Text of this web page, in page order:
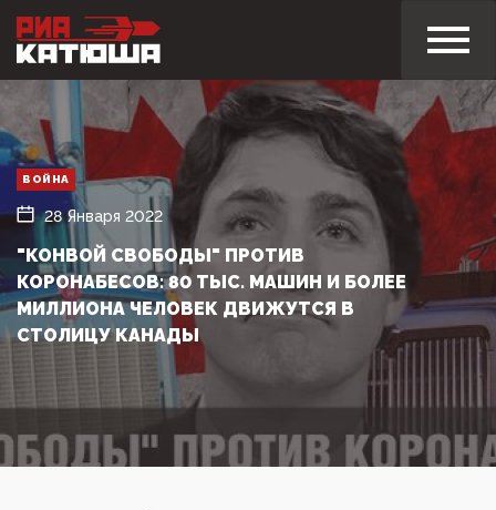
ВОЙНА
28 Января 2022
"КОНВОЙ СВОБОДЫ" ПРОТИВ
КОРОНАБЕСОВ: 80 ТЫС. МАШИН И БОЛЕЕ
МИЛЛИОНА ЧЕЛОВЕК ДВИЖУТСЯ В
СТОЛИЦУ КАНАДЫ